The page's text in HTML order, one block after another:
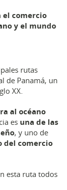
comercio
y el mundo
rutas
de Panamá, un
XX.
al océano
es una de las
, y uno de
del comercio
esta ruta todos